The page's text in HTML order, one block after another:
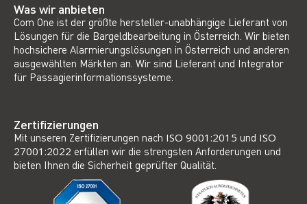
Was wir anbieten
Com One ist der größte hersteller-unabhängige Lieferant von
Lösungen für die Bargeldbearbeitung in Österreich. Wir bieten
hochsichere Alarmierungslösungen in Österreich und anderen
ausgewählten Märkten an. Wir sind Lieferant und Integrator
für Passagierinformationssysteme.
Zertifizierungen
Mit unseren Zertifizierungen nach ISO 9001:2015 und ISO
27001:2022 erfüllen wir die strengsten Anforderungen und
bieten Ihnen die Sicherheit geprüfter Qualität.